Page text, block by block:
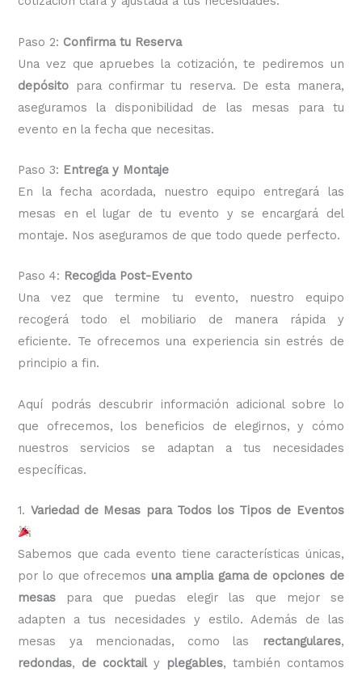
Paso 2: Confirma tu Reserva
Una vez que apruebes la cotización, te pediremos un
depósito para confirmar tu reserva. De esta manera,
aseguramos la disponibilidad de las mesas para tu
evento en la fecha que necesitas.
Paso 3: Entrega y Montaje
En la fecha acordada, nuestro equipo entregará las
mesas en el lugar de tu evento y se encargará del
montaje. Nos aseguramos de que todo quede perfecto.
Paso 4: Recogida Post-Evento
Una vez que termine tu evento, nuestro equipo
recogerá todo el mobiliario de manera rápida y
eficiente. Te ofrecemos una experiencia sin estrés de
principio a fin.
Aquí podrás descubrir información adicional sobre lo
que ofrecemos, los beneficios de elegirnos, y cómo
nuestros servicios se adaptan a tus necesidades
específicas.
1. Variedad de Mesas para Todos los Tipos de Eventos
Sabemos que cada evento tiene características únicas,
por lo que ofrecemos una amplia gama de opciones de
mesas para que puedas elegir las que mejor se
adapten a tus necesidades y estilo. Además de las
mesas ya mencionadas, como las
rectangulares,
redondas, de cocktaily plegables, también contamos